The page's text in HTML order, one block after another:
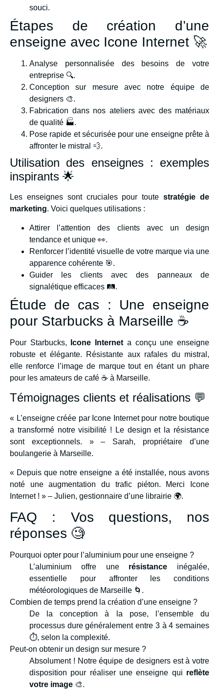
souci.
Étapes de création d’une
enseigne avec Icone Internet 🚀
Analyse personnalisée des besoins de votre
entreprise 🔍.
Conception sur mesure avec notre équipe de
designers 🎨.
Fabrication dans nos ateliers avec des matériaux
de qualité 🏭.
Pose rapide et sécurisée pour une enseigne prête à
affronter le mistral 💨.
Utilisation des enseignes : exemples
inspirants 🌟
Les enseignes sont cruciales pour toutestratégie de
marketing. Voici quelques utilisations :
Attirer l’attention des clients avec un design
tendance et unique 👀.
Renforcer l’identité visuelle de votre marque via une
apparence cohérente 🎯.
Guider les clients avec des panneaux de
signalétique efficaces 🛤️.
Étude de cas : Une enseigne
pour Starbucks à Marseille ☕
Pour Starbucks, Icone Internet a conçu une enseigne
robuste et élégante. Résistante aux rafales du mistral,
elle renforce l’image de marque tout en étant un phare
pour les amateurs de café ☕ à Marseille.
Témoignages clients et réalisations 💬
« L’enseigne créée par Icone Internet pour notre boutique
a transformé notre visibilité ! Le design et la résistance
sont exceptionnels. » – Sarah, propriétaire d’une
boulangerie à Marseille.
« Depuis que notre enseigne a été installée, nous avons
noté une augmentation du trafic piéton. Merci Icone
Internet ! » – Julien, gestionnaire d’une librairie 🌍.
FAQ : Vos questions, nos
réponses 🧐
Pourquoi opter pour l’aluminium pour une enseigne ?
L’aluminium offre une résistance inégalée,
essentielle pour affronter les conditions
météorologiques de Marseille 🌀.
Combien de temps prend la création d’une enseigne ?
De la conception à la pose, l’ensemble du
processus dure généralement entre 3 à 4 semaines
⏱️, selon la complexité.
Peut-on obtenir un design sur mesure ?
Absolument ! Notre équipe de designers est à votre
disposition pour réaliser une enseigne qui reflète
votre image 🎨.